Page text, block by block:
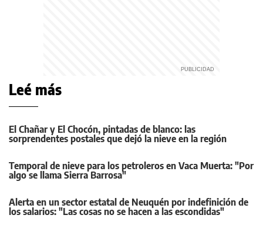
Leé más
El Chañar y El Chocón, pintadas de blanco: las
sorprendentes postales que dejó la nieve en la región
Temporal de nieve para los petroleros en Vaca Muerta: "Por
algo se llama Sierra Barrosa"
Alerta en un sector estatal de Neuquén por indefinición de
los salarios: "Las cosas no se hacen a las escondidas"